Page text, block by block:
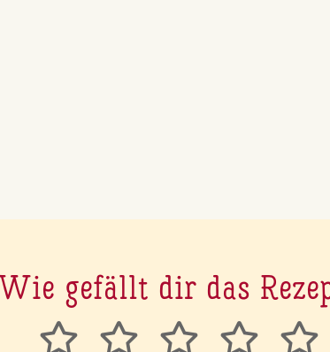
Wie gefällt dir das